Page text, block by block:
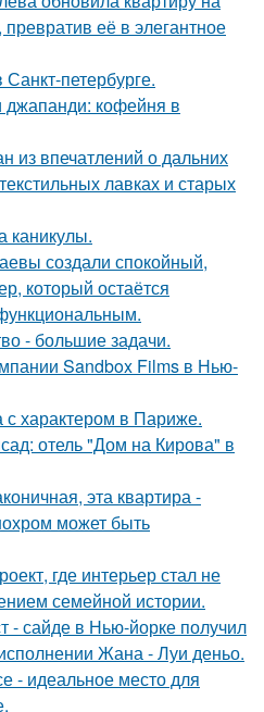
её в элегантное
петербурге.
кофейня в
из впечатлений о дальних
лавках и старых
каникулы.
создали спокойный,
который остаётся
- большие задачи.
Sandbox Films в Нью-
с характером в Париже.
отель "Дом на Кирова" в
эта квартира -
может быть
где интерьер стал не
семейной истории.
- сайде в Нью-йорке получил
Жана - Луи деньо.
- идеальное место для